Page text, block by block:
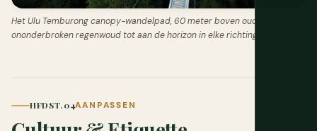
Het Ulu Temburong canopy-wandelpad, 60 meter boven oud bos,
ononderbroken regenwoud tot aan de horizon in elke richting.
HFDST. 04AANPASSEN